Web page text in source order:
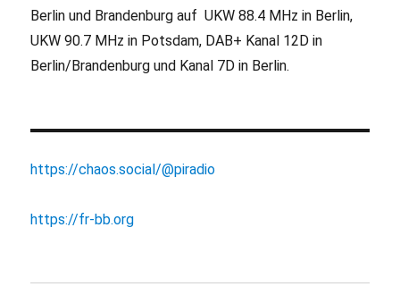
Berlin und Brandenburg auf UKW 88.4 MHz in Berlin,
UKW 90.7 MHz in Potsdam, DAB+ Kanal 12D in
Berlin/Brandenburg und Kanal 7D in Berlin.
https://chaos.social/@piradio
https://fr-bb.org